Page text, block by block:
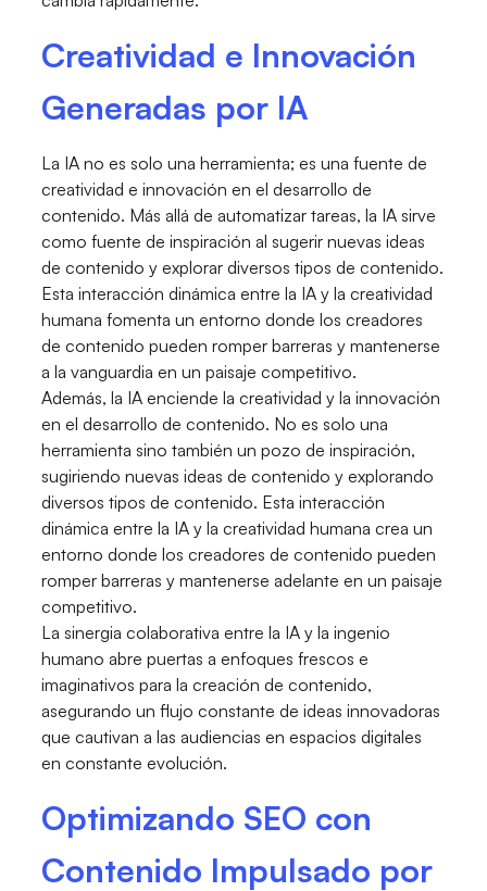
Creatividad e Innovación
Generadas por IA
La IA no es solo una herramienta; es una fuente de
creatividad e innovación en el desarrollo de
contenido. Más allá de automatizar tareas, la IA sirve
como fuente de inspiración al sugerir nuevas ideas
de contenido y explorar diversos tipos de contenido.
Esta interacción dinámica entre la IA y la creatividad
humana fomenta un entorno donde los creadores
de contenido pueden romper barreras y mantenerse
a la vanguardia en un paisaje competitivo.
Además, la IA enciende la creatividad y la innovación
en el desarrollo de contenido. No es solo una
herramienta sino también un pozo de inspiración,
sugiriendo nuevas ideas de contenido y explorando
diversos tipos de contenido. Esta interacción
dinámica entre la IA y la creatividad humana crea un
entorno donde los creadores de contenido pueden
romper barreras y mantenerse adelante en un paisaje
competitivo.
La sinergia colaborativa entre la IA y la ingenio
humano abre puertas a enfoques frescos e
imaginativos para la creación de contenido,
asegurando un flujo constante de ideas innovadoras
que cautivan a las audiencias en espacios digitales
en constante evolución.
Optimizando SEO con
Contenido Impulsado por